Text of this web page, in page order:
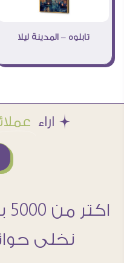
تابلوه – المدينة ليلا
Æ اراء
نخلى